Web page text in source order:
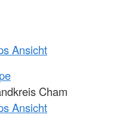
Ansicht
Cham
Ansicht